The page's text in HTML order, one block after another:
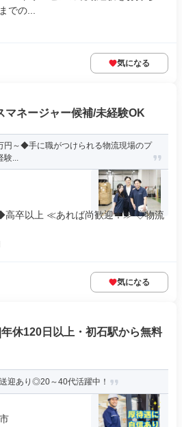
での...
気になる
マネージャー候補/未経験OK
～◆手に職がつけられる物流現場のプ
験...
高卒以上 ≪あれば尚歓迎！≫ ◇物流
気になる
休120日以上・初石駅から無料
迎あり◎20～40代活躍中！